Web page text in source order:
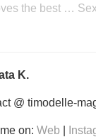
the best …
K.
@ timodelle-
on: Web